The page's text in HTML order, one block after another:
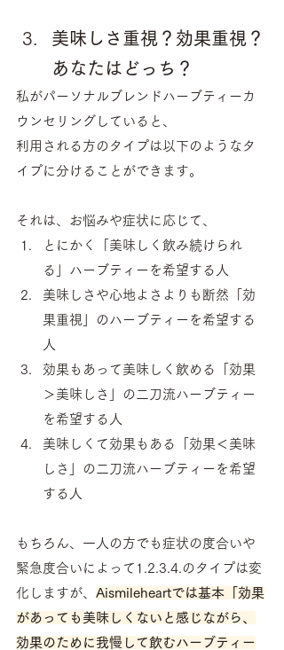
美味しさ重視？効果重視？
あなたはどっち？
私がパーソナルブレンドハーブティーカ
ウンセリングしていると、
利用される方のタイプは以下のようなタ
イプに分けることができます。
それは、お悩みや症状に応じて、
とにかく「美味しく飲み続けられ
る」ハーブティーを希望する人
美味しさや心地よさよりも断然「効
果重視」のハーブティーを希望する
人
効果もあって美味しく飲める「効果
＞美味しさ」の二刀流ハーブティー
を希望する人
美味しくて効果もある「効果＜美味
しさ」の二刀流ハーブティーを希望
する人
もちろん、一人の方でも症状の度合いや
緊急度合いによって1.2.3.4.のタイプは変
化しますが、 Aismileheartでは基本「効果
があっても美味しくないと感じながら、
効果のために我慢して飲むハーブティー